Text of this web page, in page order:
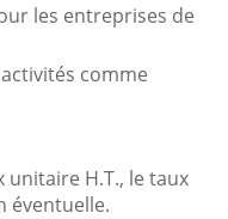
les entreprises de
comme
unitaire H.T., le taux
éventuelle.